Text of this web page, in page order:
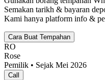
Semakan tarikh & bayaran
Kami hanya platform info &
Cara Buat Tempahan
RO
Rose
Pemilik • Sejak Mei 2026
Call